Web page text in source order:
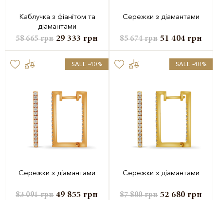
Каблучка з фіанітом та
діамантами
58 665грн 29 333 грн
Сережки з діамантами
85 674грн 51 404 грн
SALE -40%
Сережки з діамантами
83 091грн 49 855 грн
SALE -40%
Сережки з діамантами
87 800грн 52 680 грн